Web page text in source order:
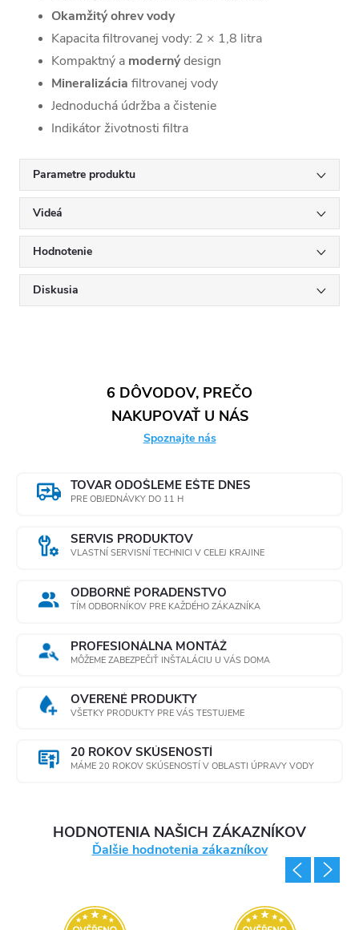
Okamžitý ohrev vody
Kapacita filtrovanej vody: 2 × 1,8 litra
Kompaktný a modernýdesign
Mineralizácia filtrovanej vody
Jednoduchá údržba a čistenie
Indikátor životnosti filtra
Parametre produktu
Videá
Hodnotenie
Diskusia
6 DÔVODOV, PREČO
NAKUPOVAŤ U NÁS
Spoznajte nás
TOVAR ODOŠLEME EŠTE DNES
PRE OBJEDNÁVKY DO 11 H
SERVIS PRODUKTOV
VLASTNÍ SERVISNÍ TECHNICI V CELEJ KRAJINE
ODBORNÉ PORADENSTVO
TÍM ODBORNÍKOV PRE KAŽDÉHO ZÁKAZNÍKA
PROFESIONÁLNA MONTÁŽ
MÔŽEME ZABEZPEČIŤ INŠTALÁCIU U VÁS DOMA
OVERENÉ PRODUKTY
VŠETKY PRODUKTY PRE VÁS TESTUJEME
20 ROKOV SKÚSENOSTÍ
MÁME 20 ROKOV SKÚSENOSTÍ V OBLASTI ÚPRAVY VODY
HODNOTENIA NAŠICH ZÁKAZNÍKOV
Ďalšie hodnotenia zákazníkov